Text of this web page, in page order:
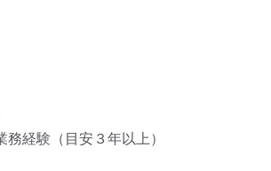
経験（目安３年以上）